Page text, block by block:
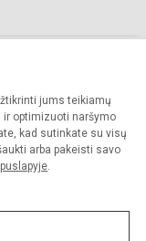
jums teikiamų
ir optimizuoti naršymo
kad sutinkate su visų
arba pakeisti savo
.
(Vaikystės pedagogikos